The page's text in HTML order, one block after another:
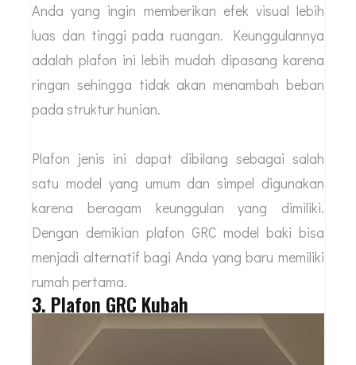
Anda yang ingin memberikan efek visual lebih
luas dan tinggi pada ruangan. Keunggulannya
adalah plafon ini lebih mudah dipasang karena
ringan sehingga tidak akan menambah beban
pada struktur hunian.
Plafon jenis ini dapat dibilang sebagai salah
satu model yang umum dan simpel digunakan
karena beragam keunggulan yang dimiliki.
Dengan demikian plafon GRC model baki bisa
menjadi alternatif bagi Anda yang baru memiliki
rumah pertama.
3. Plafon GRC Kubah